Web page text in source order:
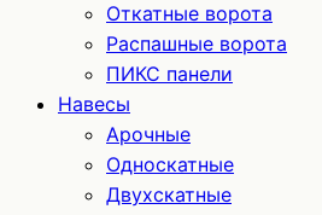
Откатные ворота
Распашные ворота
ПИКС панели
Навесы
Арочные
Односкатные
Двухскатные